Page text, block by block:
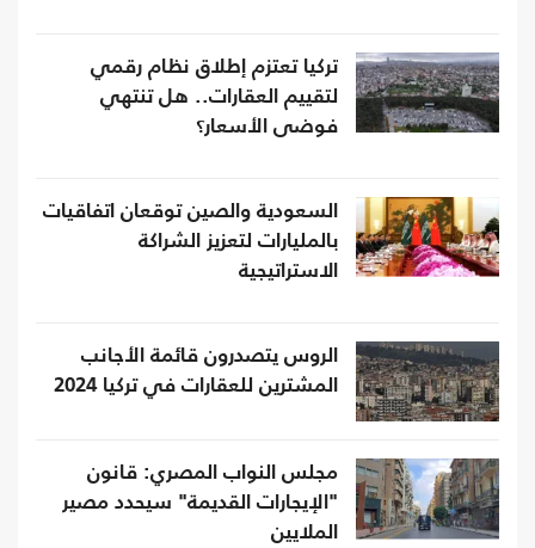
تركيا تعتزم إطلاق نظام رقمي
لتقييم العقارات.. هل تنتهي
فوضى الأسعار؟
السعودية والصين توقعان اتفاقيات
بالمليارات لتعزيز الشراكة
الاستراتيجية
الروس يتصدرون قائمة الأجانب
المشترين للعقارات في تركيا 2024
مجلس النواب المصري: قانون
"الإيجارات القديمة" سيحدد مصير
الملايين